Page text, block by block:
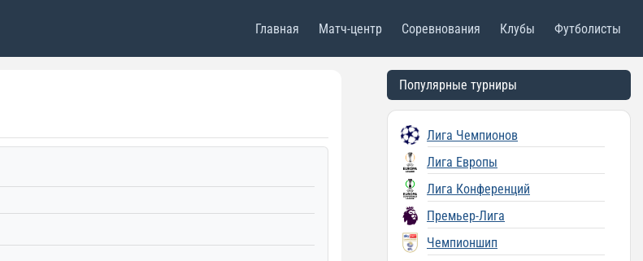
Главная Матч-центр Соревнования Клубы Футболисты
Популярные турниры
Лига Чемпионов
Лига Европы
Лига Конференций
Премьер-Лига
Чемпионшип